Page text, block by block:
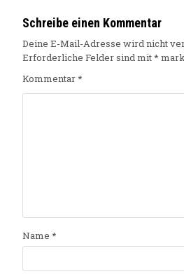
Schreibe einen Kommentar
Deine E-Mail-Adresse wird nicht
Erforderliche Felder sind mit*
Kommentar*
Name *